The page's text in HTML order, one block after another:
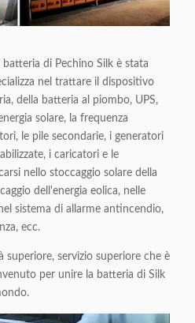
batteria di Pechino Silk è stata
nel trattare il dispositivo
della batteria al piombo, UPS,
solare, la frequenza
le pile secondarie, i generatori
i caricatori e le
nello stoccaggio solare della
dell'energia eolica, nelle
sistema di allarme antincendio,
ecc.
superiore, servizio superiore che è
per unire la batteria di Silk